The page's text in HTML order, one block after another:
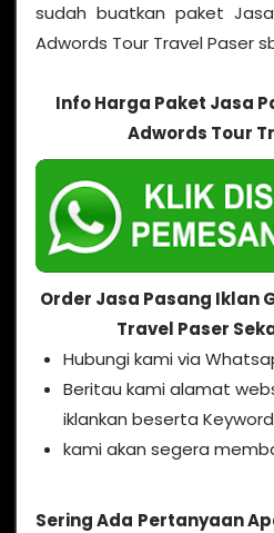
sudah buatkan paket
Adwords Tour Travel Paser
Info Harga Paket Jasa
Adwords Tour
Order Jasa Pasang Iklan
Travel Paser
Hubungi kami via
Beritau kami alamat
iklankan beserta
kami akan segera
Sering Ada Pertanyaan